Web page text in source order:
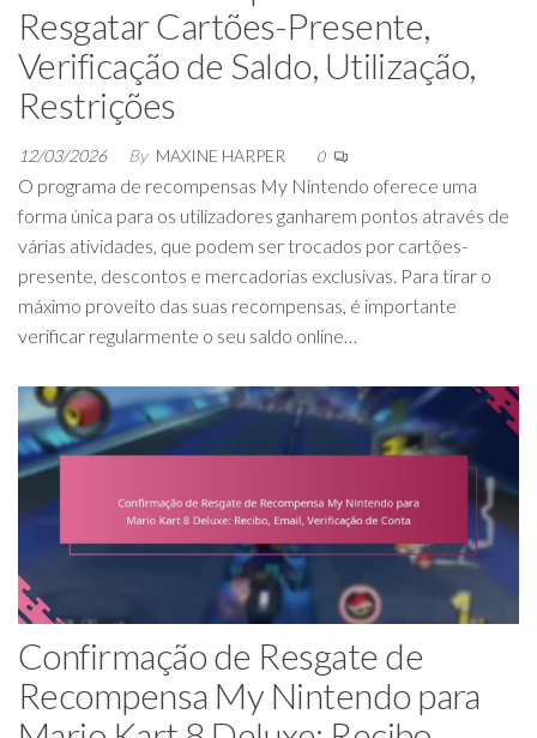
Resgatar Cartões-Presente,
Verificação de Saldo, Utilização,
Restrições
12/03/2026 By MAXINE HARPER 0
O programa de recompensas My Nintendo oferece uma
forma única para os utilizadores ganharem pontos através de
várias atividades, que podem ser trocados por cartões-
presente, descontos e mercadorias exclusivas. Para tirar o
máximo proveito das suas recompensas, é importante
verificar regularmente o seu saldo online…
Confirmação de Resgate de
Recompensa My Nintendo para